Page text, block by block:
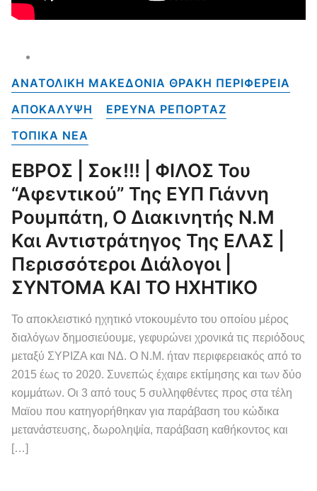
ΑΝΑΤΟΛΙΚΗ ΜΑΚΕΔΟΝΙΑ ΘΡΑΚΗ ΠΕΡΙΦΕΡΕΙΑ
ΑΠΟΚΑΛΥΨΗ
ΕΡΕΥΝΑ ΡΕΠΟΡΤΑΖ
ΤΟΠΙΚΑ NEA
ΕΒΡΟΣ | Σοκ!!! | ΦΙΛΟΣ Του
“αφεντικού” Της ΕΥΠ Γιάννη
Ρουμπάτη, Ο Διακινητής Ν.Μ
Και Αντιστράτηγος Της ΕΛΑΣ |
Περισσότεροι Διάλογοι |
ΣΥΝΤΟΜΑ ΚΑΙ ΤΟ ΗΧΗΤΙΚΟ
Το αποκλειστικό ηχητικό ντοκουμέντο του οποίου μέρος
διαλόγων δημοσιεύουμε, γεφυρώνει χρονικά τις περιόδους
μεταξύ ΣΥΡΙΖΑ και ΝΔ. Ο Ν.Μ. ήταν περιφερειακός από το
2015 έως το 2020. Συνεπώς έχαιρε εκτίμησης και των δύο
κομμάτων. Οι 3 από τους 5 συλληφθέντες προς στα τέλη
Μαϊου που κατηγορήθηκαν για παράβαση του κώδικα
μετανάστευσης, δωροληψία, παράβαση καθήκοντος και
[…]